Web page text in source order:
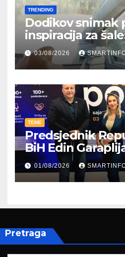
TRENDING
Dodikov snimak
inspiracija za
kroz parodiju
03/08/2026
TEME
Predsjednik
BiH Edin
prisustvovao
Federalnog
zapošljavanja
01/08/2026
Pretraga